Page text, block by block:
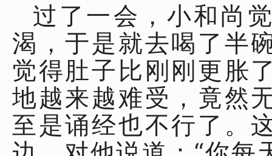
过了一会，小和尚
渴，于是就去喝了半
觉得肚子比刚刚更胀
地越来越难受，竟然
至是诵经也不行了。